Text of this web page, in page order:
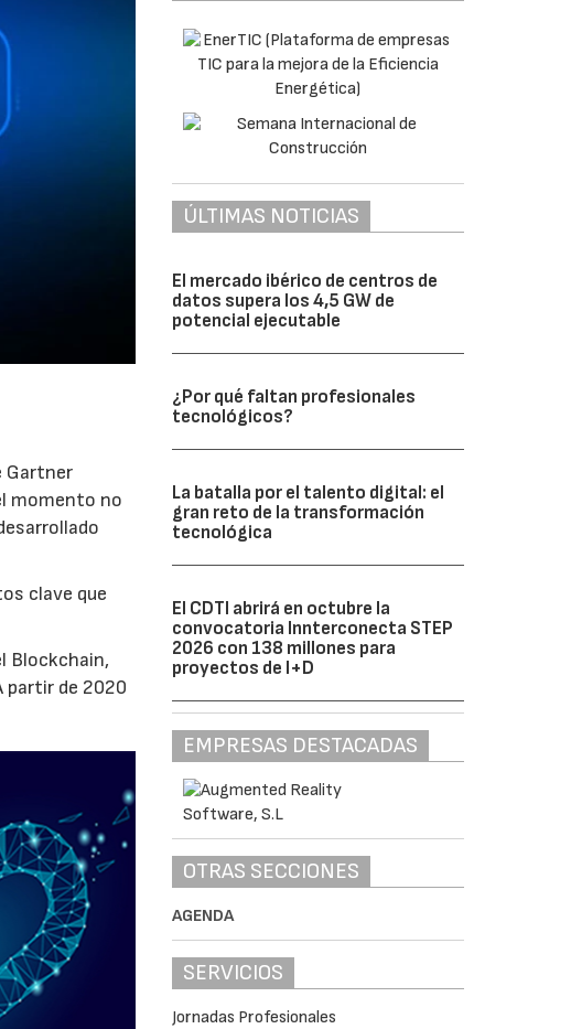
Gartner
momento no
clave que
Blockchain,
partir de 2020
ÚLTIMAS NOTICIAS
El mercado ibérico de centros de
datos supera los 4,5 GW de
potencial ejecutable
¿Por qué faltan profesionales
tecnológicos?
La batalla por el talento digital: el
gran reto de la transformación
tecnológica
El CDTI abrirá en octubre la
convocatoria Innterconecta STEP
2026 con 138 millones para
proyectos de I+D
EMPRESAS DESTACADAS
OTRAS SECCIONES
AGENDA
SERVICIOS
Jornadas Profesionales